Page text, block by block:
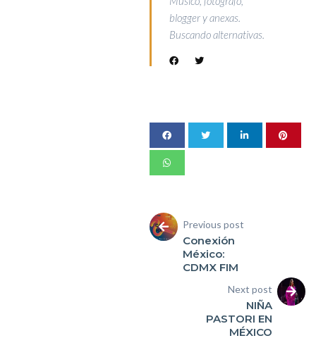
blogger y anexas.
Buscando alternativas.
Previous post
Conexión
México:
CDMX FIM
Next post
NIÑA
PASTORI EN
MÉXICO